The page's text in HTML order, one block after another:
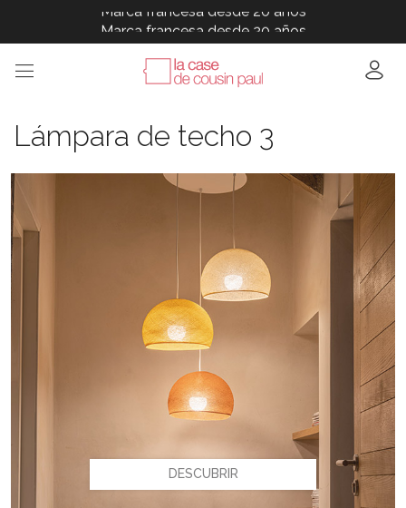
Marca francesa desde 20 años
Marca francesa desde 20 años
Marca francesa desde 20 años
Marca francesa desde 20 años
Lámpara de techo 3
DESCUBRIR